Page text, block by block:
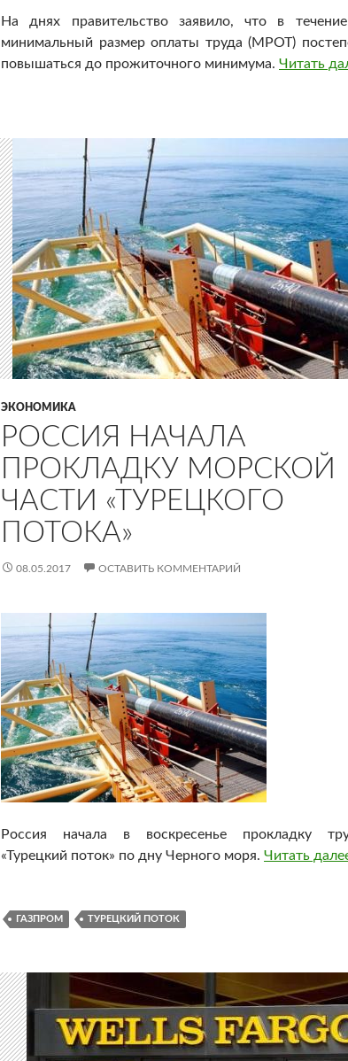
На днях правительство заявило, что в
минимальный размер оплаты труда (МРОТ)
повышаться до прожиточного минимума. Читать
ЭКОНОМИКА
РОССИЯ НАЧАЛА
ПРОКЛАДКУ МОРСКОЙ
ЧАСТИ «ТУРЕЦКОГО
ПОТОКА»
08.05.2017 ОСТАВИТЬ КОММЕНТАРИЙ
Россия начала в воскресенье прокладку
«Турецкий поток» по дну Черного моря. Читать
ГАЗПРОМ ТУРЕЦКИЙ ПОТОК